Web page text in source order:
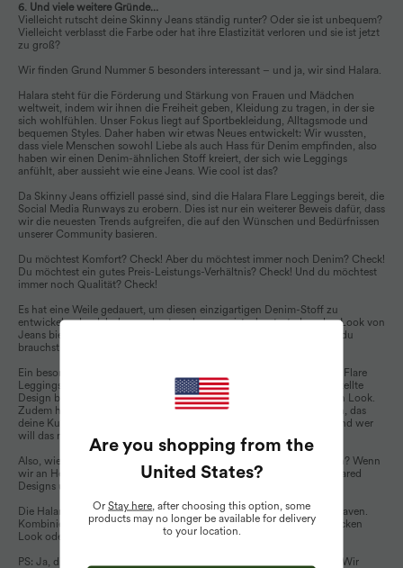
6. Und viele weitere Gründe…
Vielleicht rutscht deine Skinny Jeans ständig runter? Oder sie ist unbequem?
Vielleicht verblasst die Farbe oder hat ihre Elastizität verloren und sie ist jetzt
zu groß?
Wir finden Grund Nummer 5 besonders interessant – und ja, wir sind Halara.
Halara steht für die Förderung und Stärkung von Frauen und Mädchen
weltweit, indem wir ihnen die Freiheit geben, Kleidung zu tragen, in der sie
sich wohlfühlen. Unser Fokus liegt auf Sportbekleidung, Alltagsmode und
bequemen Styles. Daher haben wir etwas Neues entwickelt: Wir wussten,
dass viele Menschen sowohl Liebe als auch Hass für Denim empfinden, also
haben wir einen Denim-ähnlichen Stoff kreiert, der sich wie Leggings
anfühlt, aber aussieht wie eine Jeans. Wie cool ist das?
Da Skinny Jeans offiziell passé sind, sind die Halara Flare Leggings bereit, die
Social Media Runways zu erobern. Dies ist nur ein weiterer Beweis dafür, dass
wir die neuesten Trends aufgreifen, die auf den Wünschen und Bedürfnissen
unserer Community basieren.
Du möchtest Komfort? Check! Aber du möchtest immer noch Denim? Check!
Du möchtest ein gutes Preis-Leistungs-Verhältnis? Check! Und du möchtest
immer noch Qualität? Check!
Es hat eine Weile gedauert, um diesen einzigartigen Denim-Stoff zu
entwickeln, der dehnbar und extrem bequem ist, aber trotzdem den Look von
Jeans bietet, ohne die nervigen Eigenschaften. Halara hat alles, was du
brauchst.
Ein besonders beliebtes Stück aus unserer Kollektion sind die Denim Flare
Leggings, die perfekt für die Herbstsaison geeignet sind. Das ausgestellte
Design bringt Retro-Vibes und sorgt für einen spielerischen, zeitlosen Look.
Zudem haben wir das einzigartige V-förmige Kreuzdesign entworfen, das
deine Kurven betont und die Illusion einer Sanduhrfigur zaubert – und wer
will das nicht?
Also, wie würden wir die Denim Flare Leggings für den Herbst stylen? Wenn
wir an Herbstmode denken, kommen uns zwei Dinge in den Sinn: Flared
Designs und Blazer.
Die Halara Flare Leggings und Blazer sind also ein Match made in heaven.
Kombiniere es mit einem schlichten Body und Stiefeln für einen schicken
Look oder setze auf trendige High Heels und ein einfaches Top.
PS: Ja, diese Flare Leggings gibt es in allen Größen, von XS bis 4XL. Wir
Are you shopping from the
United States?
Or Stay here , after choosing this option, some
products may no longer be available for delivery
to your location.